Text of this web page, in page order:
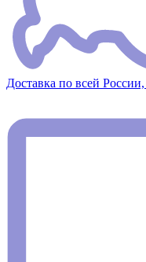
Доставка по всей